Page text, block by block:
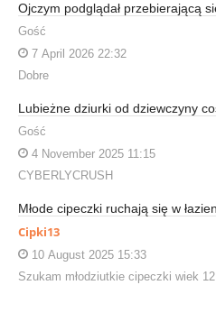
Ojczym podglądał przebierającą
Gość
7 April 2026 22:32
Dobre
Lubieżne dziurki od dziewczyny
Gość
4 November 2025 11:15
CYBERLYCRUSH
Młode cipeczki ruchają się w
Cipki13
10 August 2025 15:33
Szukam młodziutkie cipeczki wiek